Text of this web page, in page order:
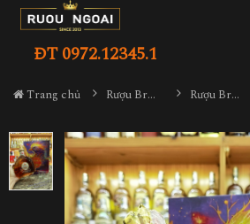
ĐT 0972.12345.1
Trang chủ Rượu Brandy Rượu Brandy Bowie Extra